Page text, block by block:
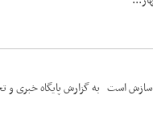
است به گزارش پایگاه خبری و